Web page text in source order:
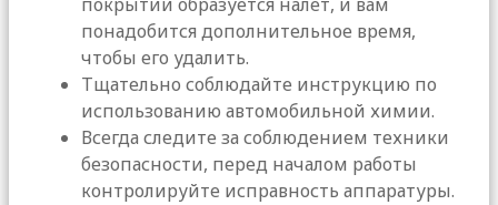
понадобится дополнительное время,
чтобы его удалить.
Тщательно соблюдайте инструкцию по
использованию автомобильной химии.
Всегда следите за соблюдением техники
безопасности, перед началом работы
контролируйте исправность аппаратуры.